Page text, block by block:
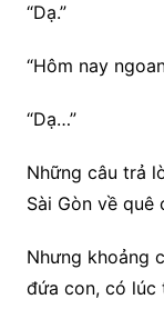
“Dạ.”
“Hôm nay
“Dạ…”
Những câu trả
Sài Gòn về quê
Nhưng khoảng
đứa con, có lúc